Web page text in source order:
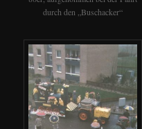
durch den „Buschacker“